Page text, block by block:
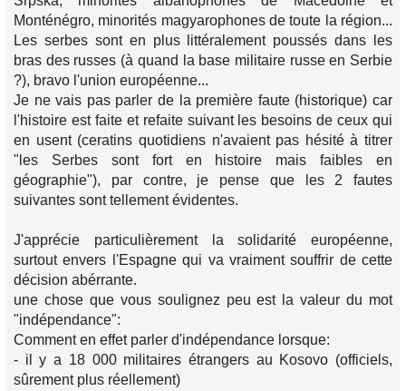
Monténégro, minorités magyarophones de toute la région...
Les serbes sont en plus littéralement poussés dans les
bras des russes (à quand la base militaire russe en Serbie
?), bravo l'union européenne...
Je ne vais pas parler de la première faute (historique) car
l'histoire est faite et refaite suivant les besoins de ceux qui
en usent (ceratins quotidiens n'avaient pas hésité à titrer
"les Serbes sont fort en histoire mais faibles en
géographie"), par contre, je pense que les 2 fautes
suivantes sont tellement évidentes.
J'apprécie particulièrement la solidarité européenne,
surtout envers l'Espagne qui va vraiment souffrir de cette
décision abérrante.
une chose que vous soulignez peu est la valeur du mot
"indépendance":
Comment en effet parler d'indépendance lorsque:
- il y a 18 000 militaires étrangers au Kosovo (officiels,
sûrement plus réellement)